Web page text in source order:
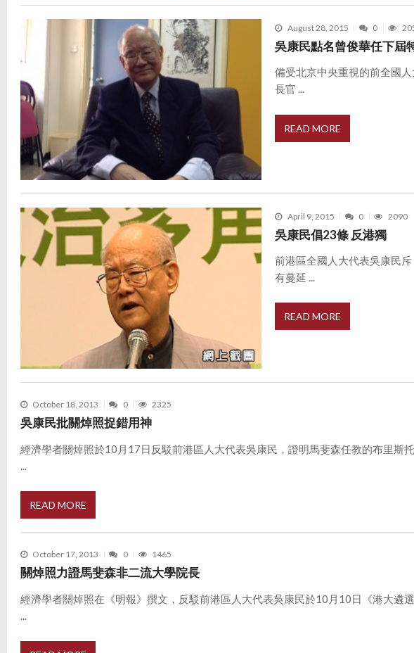
August 28, 2015 0
吳康民點名曾俊華任下屆
備受北京中央重視的前全國
長官 ...
READ MORE
April 9, 2015 0 2090
吳康民倡23條 反港獨
前港區全國人大代表吳康民
有蔓延 ...
READ MORE
October 18, 2013 0 2325
吳康民批關焯照捉錯用神
經濟學者關焯照於10月17日反駁前港區人大代表吳康民，證明馬斐森任教的布里斯
READ MORE
October 17, 2013 0 1465
關焯照力證馬斐森非二流大學院長
經濟學者關焯照在《明報》撰文，反駁前港區人大代表吳康民於10月10日《港大遴